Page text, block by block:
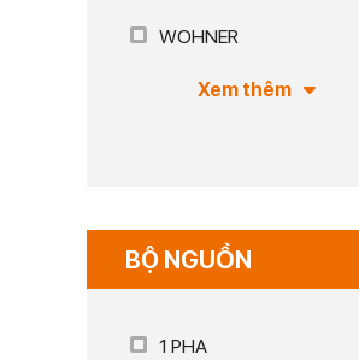
WOHNER
Xem thêm
BỘ NGUỒN
1 PHA